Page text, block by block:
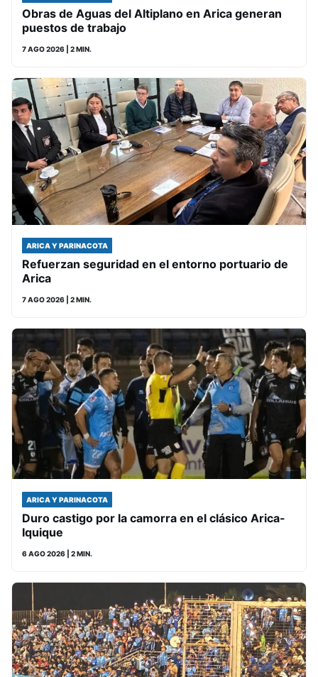
Obras de Aguas del Altiplano en Arica generan
puestos de trabajo
7 AGO 2026 | 2 MIN.
ARICA Y PARINACOTA
Refuerzan seguridad en el entorno portuario de
Arica
7 AGO 2026 | 2 MIN.
ARICA Y PARINACOTA
Duro castigo por la camorra en el clásico Arica-
Iquique
6 AGO 2026 | 2 MIN.